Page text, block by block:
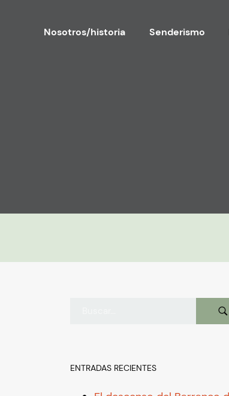
Nosotros/historia Senderismo
ENTRADAS RECIENTES